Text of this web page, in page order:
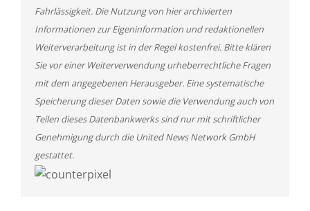
Fahrlässigkeit. Die Nutzung von hier archivierten
Informationen zur Eigeninformation und redaktionellen
Weiterverarbeitung ist in der Regel kostenfrei. Bitte klären
Sie vor einer Weiterverwendung urheberrechtliche Fragen
mit dem angegebenen Herausgeber. Eine systematische
Speicherung dieser Daten sowie die Verwendung auch von
Teilen dieses Datenbankwerks sind nur mit schriftlicher
Genehmigung durch die United News Network GmbH
gestattet.